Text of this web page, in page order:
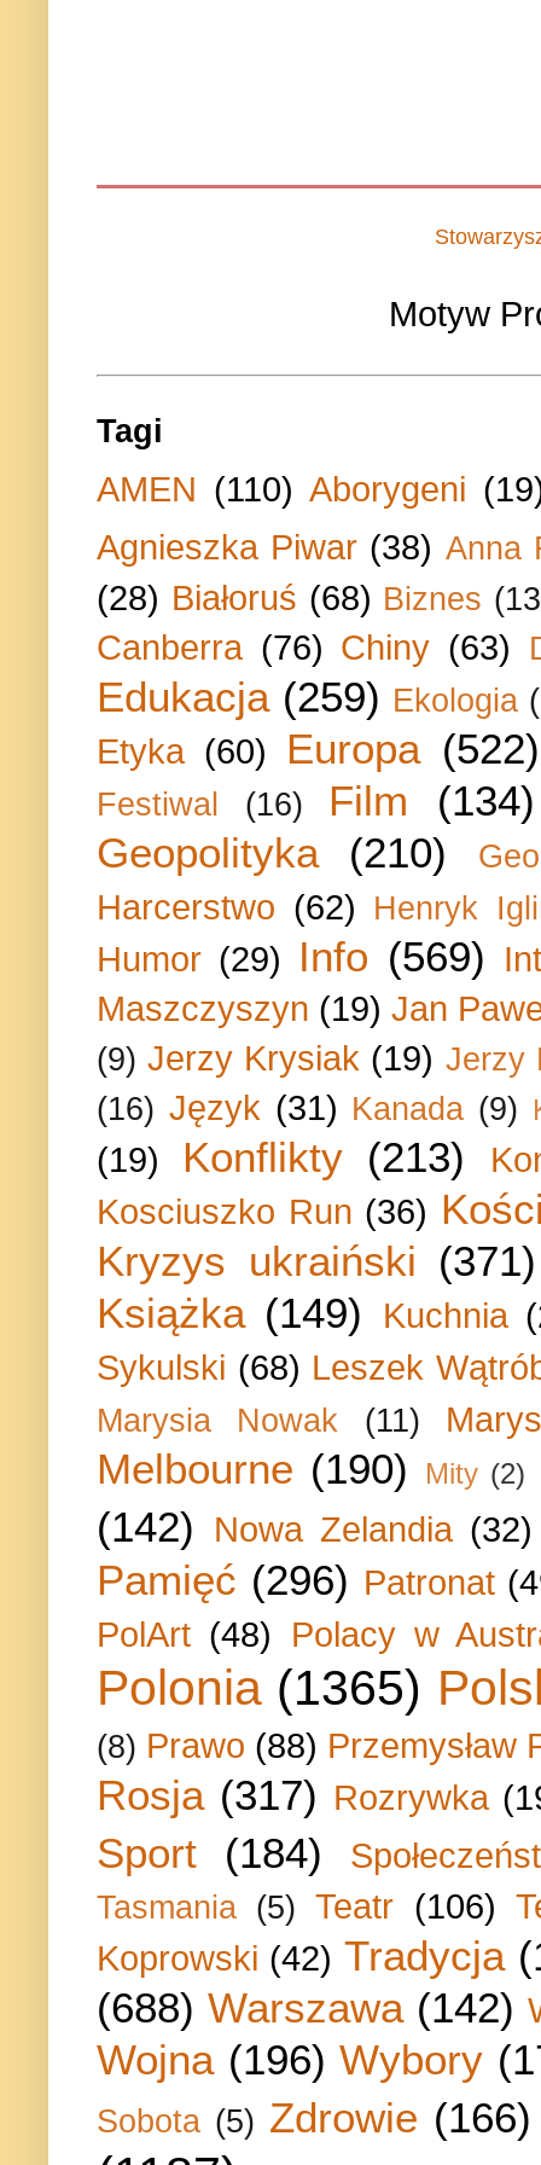
Motyw
Tagi
AMEN (110) Aborygeni
Agnieszka Piwar (38) Anna
(28) Białoruś (68) Biznes
Canberra (76) Chiny (63)
Edukacja (259) Ekologia
Etyka (60) Europa (522)
Festiwal (16) Film
(134)
Geopolityka
(210)
Harcerstwo (62) Henryk
Humor (29) Info (569)
Maszczyszyn (19) Jan
(9) Jerzy Krysiak (19) Jerzy
(16) Język (31) Kanada (9)
(19) Konflikty (213)
Kosciuszko Run (36)
Kryzys ukraiński (371)
Książka (149) Kuchnia
Sykulski (68) Leszek
Marysia Nowak (11)
Melbourne (190) Mity (2)
(142) Nowa Zelandia (32)
Pamięć (296) Patronat
PolArt (48) Polacy w
Polonia (1365)
(8) Prawo (88) Przemysław
Rosja (317) Rozrywka
Sport (184)
Tasmania (5) Teatr (106)
Koprowski (42) Tradycja
(688) Warszawa (142)
Wojna (196) Wybory
Sobota (5) Zdrowie (166)